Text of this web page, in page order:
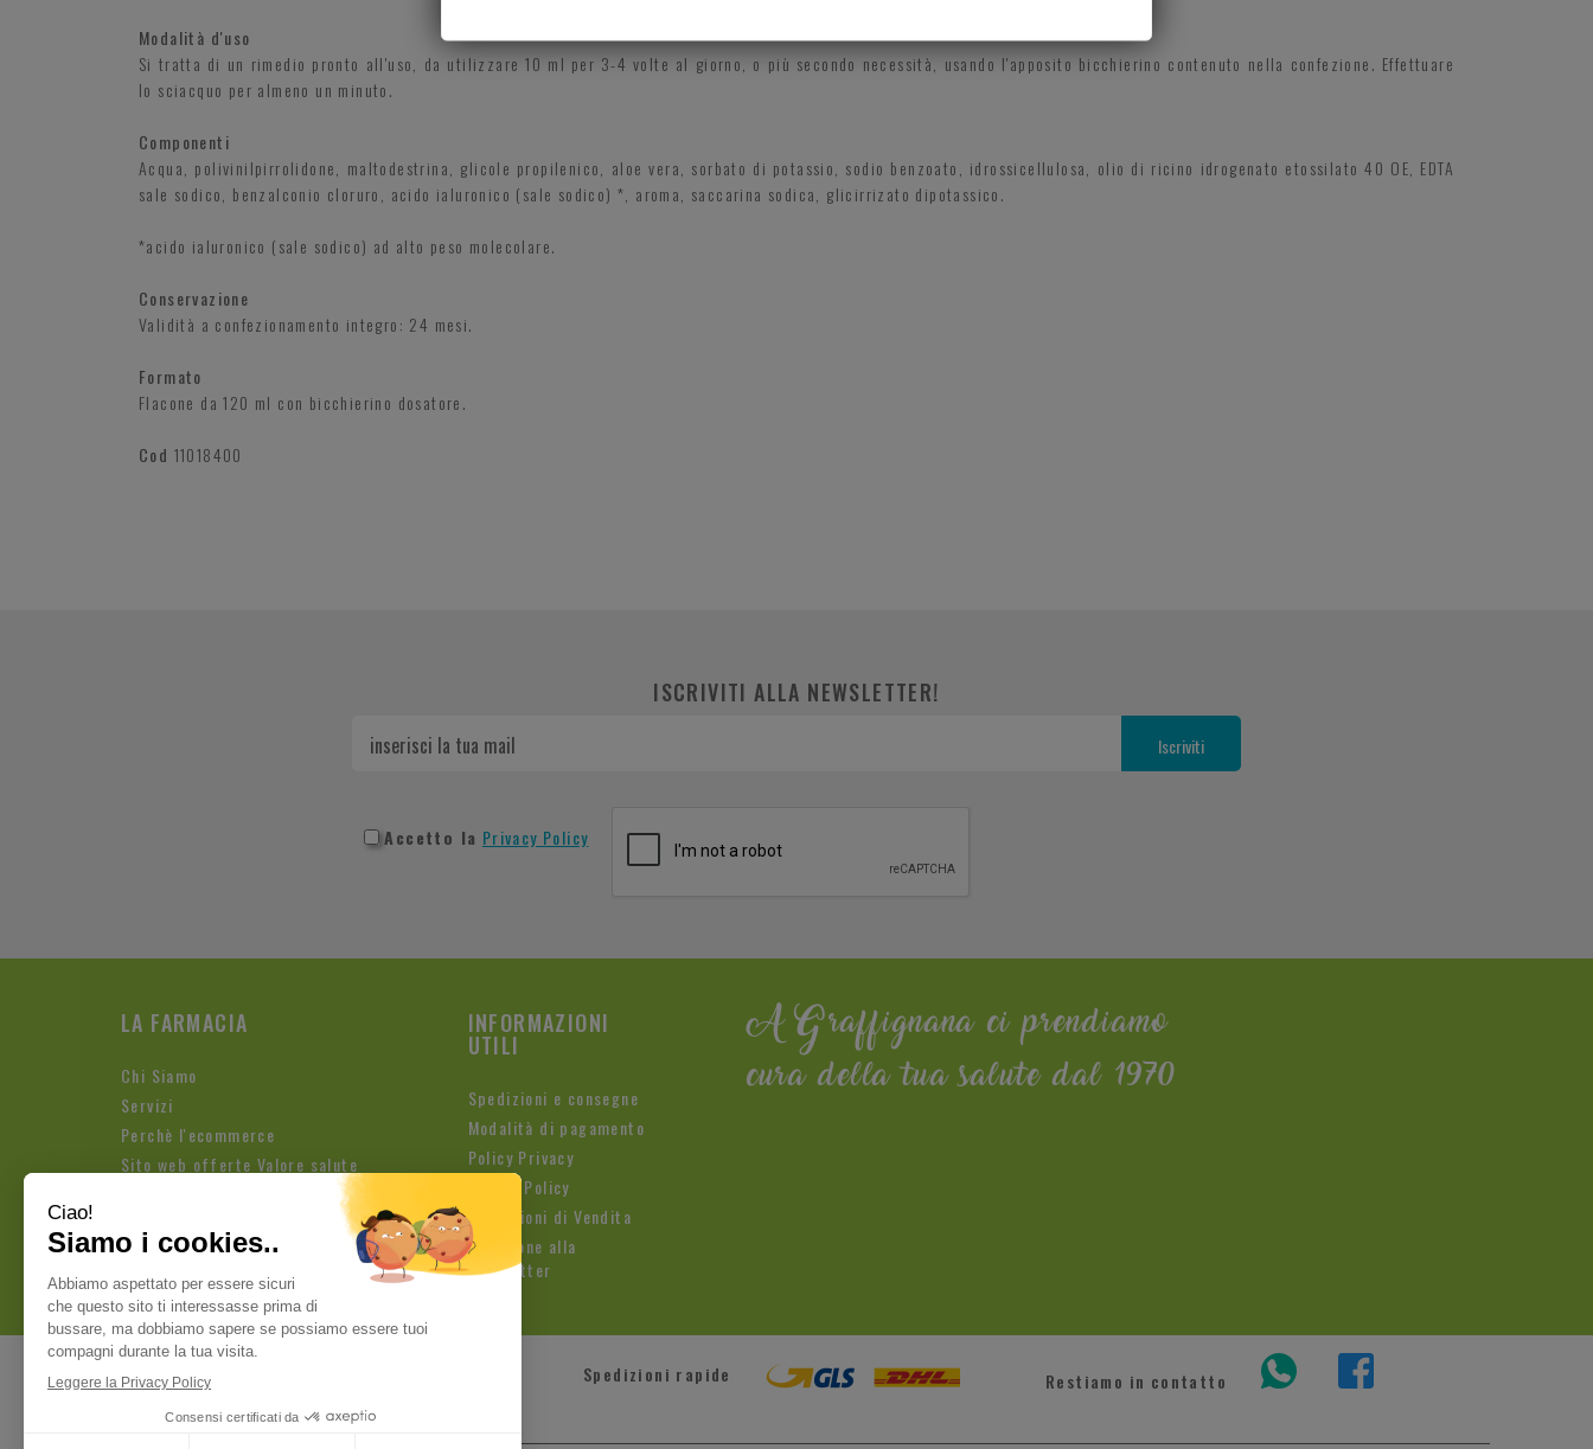
Modalità d'uso
Si tratta di un rimedio pronto all'uso, da utilizzare 10 ml per 3-4 volte al giorno, o più secondo necessità, usando l'apposito bicchierino contenuto nella confezione. Effettuare
lo sciacquo per almeno un minuto.
Componenti
Acqua, polivinilpirrolidone, maltodestrina, glicole propilenico, aloe vera, sorbato di potassio, sodio benzoato, idrossicellulosa, olio di ricino idrogenato etossilato 40 OE, EDTA
sale sodico, benzalconio cloruro, acido ialuronico (sale sodico) *, aroma, saccarina sodica, glicirrizato dipotassico.
*acido ialuronico (sale sodico) ad alto peso molecolare.
Conservazione
Validità a confezionamento integro: 24 mesi.
Formato
Flacone da 120 ml con bicchierino dosatore.
Cod 11018400
ISCRIVITI ALLA NEWSLETTER!
Accetto la Privacy Policy
A Graffignana ci prendiamo
cura della tua salute dal 1970
LA FARMACIA
Chi Siamo
Servizi
Perchè l'ecommerce
Sito web offerte Valore salute
INFORMAZIONI
UTILI
Spedizioni e consegne
Modalità di pagamento
Policy Privacy
Cookie Policy
Condizioni di Vendita
Iscrizione alla
Newsletter
Pagamenti sicuri Spedizioni rapide Restiamo in contatto